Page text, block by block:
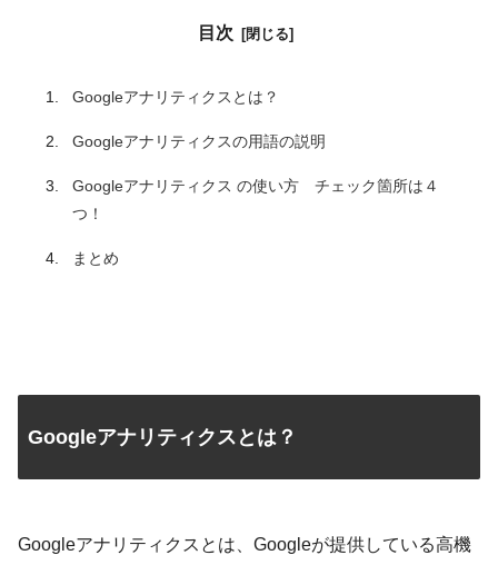
目次
Googleアナリティクスとは？
Googleアナリティクスの用語の説明
Googleアナリティクス の使い方 チェック箇所は４
つ！
まとめ
Googleアナリティクスとは？
Googleアナリティクスとは、Googleが提供している高機